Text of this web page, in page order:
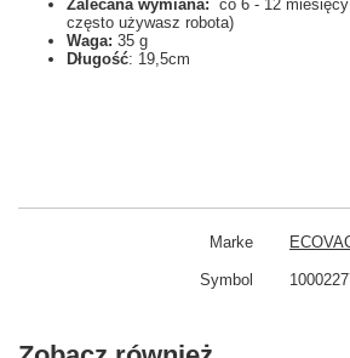
Zalecana wymiana: co 6 - 12
często używasz robota)
Waga: 35 g
Długość: 19,5cm
Marke
Symbol